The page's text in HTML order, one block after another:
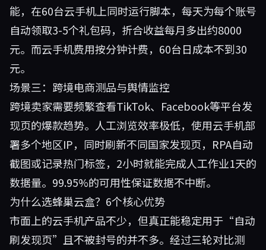
能，在60台云手机上同时运行脚本，每天为每个账号
自动领取3-5个礼包码，折合收益每月多出约8000
元。而云手机费用按分钟计费，60台日成本不到30
元。
场景三：跨境电商测品与舆情监控
跨境卖家需要频繁查看TikTok、Facebook等平台发
现页的爆款趋势。人工浏览效率极低，使用云手机部
署多个地区IP，同时刷新不同国家发现页，RPA自动
截图或记录热门标签，2小时就能完成人工作业1天的
数据量。99.95%的可用性保证数据不中断。
为什么选蜂巢云盒？6个核心优势
市面上的云手机产品不少，但真正能稳定用于“自动
刷发现页”且不被封号的并不多。经过三轮对比测